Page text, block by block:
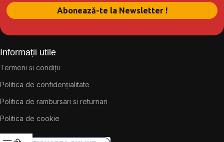
Informații utile
Termeni si condiții
Politica de confidențialitate
Politica de rambursari si returnari
Politica de cookie